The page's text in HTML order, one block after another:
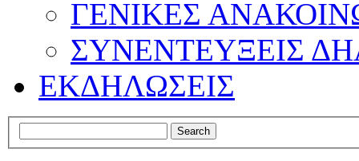
ΓΕΝΙΚΕΣ
ΣΥΝΕΝΤΕΥΞΕΙΣ
ΕΚΔΗΛΩΣΕΙΣ